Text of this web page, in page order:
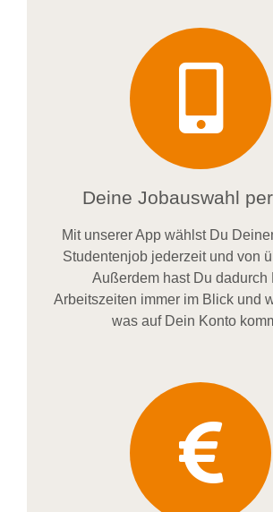
Deine Jobauswahl
Mit unserer App wählst Du
Studentenjob jederzeit und von
Außerdem hast Du dadurch
Arbeitszeiten immer im Blick und
was auf Dein Konto